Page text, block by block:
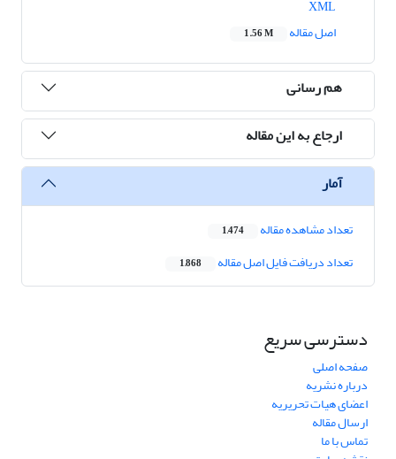
اصل مقاله
1.56 M
هم رسانی
ارجاع به این مقاله
آمار
تعداد مشاهده مقاله 1,474
تعداد دریافت فایل اصل مقاله 1,868
دسترسی سریع
صفحه اصلی
درباره نشریه
اعضای هیات تحریریه
ارسال مقاله
تماس با ما